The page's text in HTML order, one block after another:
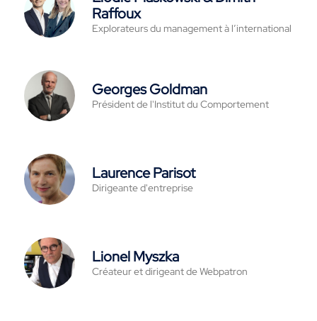
Raffoux
Explorateurs du management à l’international
Georges Goldman
Président de l'Institut du Comportement
Laurence Parisot
Dirigeante d'entreprise
Lionel Myszka
Créateur et dirigeant de Webpatron